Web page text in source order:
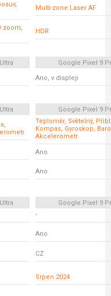
Multi-zone Laser AF
zoom,
HDR
Google Pixel 9
Ano, v displeji
Google Pixel 9
Teploměr, Světelný,
Kompas, Gyroskop,
Akcelerometr
Ano
Ano
Google Pixel 9
-
Ano
CZ
Srpen 2024